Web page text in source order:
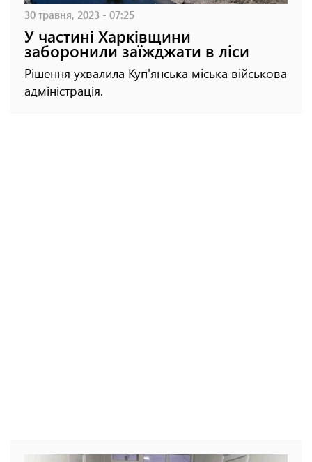
30 травня, 2023 - 07:25
У частині Харківщини
заборонили заїжджати в ліси
Рішення ухвалила Куп'янська міська військова
адміністрація.